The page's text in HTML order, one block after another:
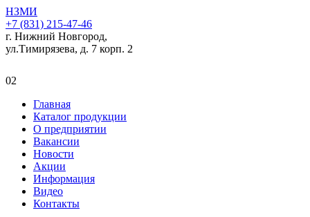
НЗМИ
+7 (831) 215-47-46
г. Нижний Новгород,
ул.Тимирязева, д. 7 корп. 2
02
Главная
Каталог продукции
О предприятии
Вакансии
Новости
Акции
Информация
Видео
Контакты